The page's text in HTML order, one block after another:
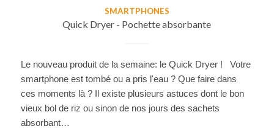
SMARTPHONES
Quick Dryer - Pochette absorbante
Le nouveau produit de la semaine: le Quick Dryer ! Votre
smartphone est tombé ou a pris l'eau ? Que faire dans
ces moments là ? Il existe plusieurs astuces dont le bon
vieux bol de riz ou sinon de nos jours des sachets
absorbant…